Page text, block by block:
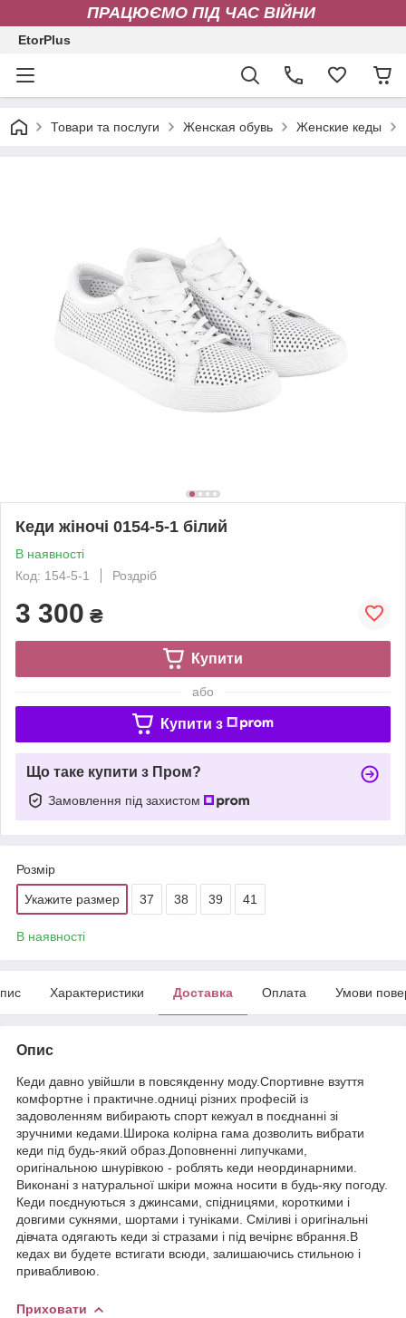
ПРАЦЮЄМО ПІД ЧАС ВІЙНИ
EtorPlus
Товари та послуги Женская обувь Женские кеды
Кеди жіночі 0154-5-1 білий
В наявності
Код: 154-5-1
Роздріб
3 300 ₴
Купити
або
Купити з
Що таке купити з Пром?
Замовлення під захистом
Розмір
Укажите размер 37 38 39 41
В наявності
Характеристики Доставка Оплата Умови
Опис
Кеди давно увійшли в повсякденну моду.Спортивне взуття
комфортне і практичне.одниці різних професій із
задоволенням вибирають спорт кежуал в поєднанні зі
зручними кедами.Широка колірна гама дозволить вибрати
кеди під будь-який образ.Доповненні липучками,
оригінальною шнурівкою - роблять кеди неординарними.
Виконані з натуральної шкіри можна носити в будь-яку погоду.
Кеди поєднуються з джинсами, спідницями, короткими і
довгими сукнями, шортами і туніками. Сміливі і оригінальні
дівчата одягають кеди зі стразами і під вечірнє вбрання.В
кедах ви будете встигати всюди, залишаючись стильною і
привабливою.
Приховати